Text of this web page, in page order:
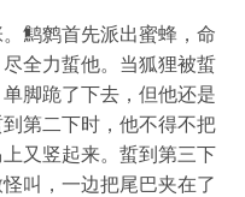
鹪鹩首先派出蜜蜂，命
全力蜇他。当狐狸被蜇
脚跪了下去，但他还是
第二下时，他不得不把
又竖起来。蜇到第三下
叫，一边把尾巴夹在了